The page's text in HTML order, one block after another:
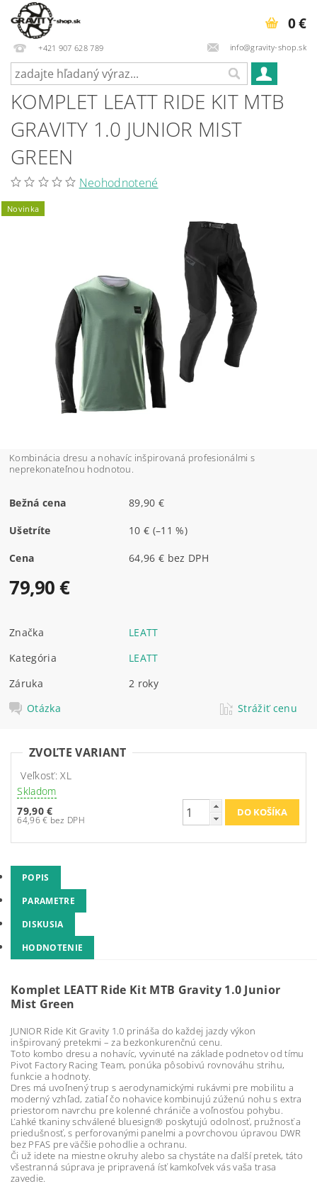
+421 907 628 789 info@gravity-shop.sk
0 €
KOMPLET LEATT RIDE KIT MTB
GRAVITY 1.0 JUNIOR MIST
GREEN
Neohodnotené
Novinka
Kombinácia dresu a nohavíc inšpirovaná profesionálmi s
neprekonateľnou hodnotou.
Bežná cena 89,90 €
Ušetríte 10 € (–11 %)
Cena 64,96 € bez DPH
79,90 €
Značka
LEATT
Kategória
LEATT
Záruka
2 roky
Otázka
Strážiť cenu
ZVOĽTE VARIANT
Veľkosť: XL
Skladom
79,90 €
64,96 € bez DPH
POPIS
PARAMETRE
DISKUSIA
HODNOTENIE
Komplet LEATT Ride Kit MTB Gravity 1.0 Junior
Mist Green
JUNIOR Ride Kit Gravity 1.0 prináša do každej jazdy výkon
inšpirovaný pretekmi – za bezkonkurenčnú cenu.
Toto kombo dresu a nohavíc, vyvinuté na základe podnetov od tímu
Pivot Factory Racing Team, ponúka pôsobivú rovnováhu strihu,
funkcie a hodnoty.
Dres má uvoľnený trup s aerodynamickými rukávmi pre mobilitu a
moderný vzhľad, zatiaľ čo nohavice kombinujú zúženú nohu s extra
priestorom navrchu pre kolenné chrániče a voľnosťou pohybu.
Ľahké tkaniny schválené bluesign® poskytujú odolnosť, pružnosť a
priedušnosť, s perforovanými panelmi a povrchovou úpravou DWR
bez PFAS pre väčšie pohodlie a ochranu.
Či už idete na miestne okruhy alebo sa chystáte na ďalší pretek, táto
všestranná súprava je pripravená ísť kamkoľvek vás vaša trasa
zavedie.